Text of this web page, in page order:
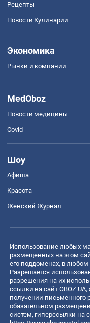
Рецепты
Новости Кулинарии
Экономика
Рынки и компании
MedOboz
Новости медицины
Covid
Шоу
Афиша
Красота
Женский Журнал
Использование любых
размещенных на этом
его поддоменах, в любом
Разрешается
разрешения на их
ссылки на сайт
получении письменного
обязательном
систем, гиперссылки на